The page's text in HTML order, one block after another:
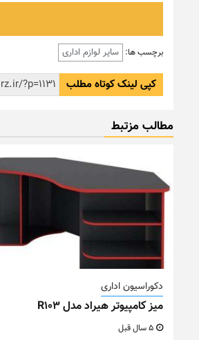
برچسب ها: سایر لوازم اداری
کپی لینک کوتاه مطلب
مطالب مزتبط
دکوراسیون اداری
میز کامپیوتر هیراد مدل R103